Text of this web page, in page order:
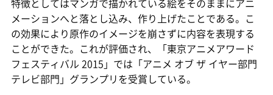
特徴としてはマンガで描かれている絵をそのままにアニ
メーションへと落とし込み、作り上げたことである。こ
の効果により原作のイメージを崩さずに内容を表現する
ことができた。これが評価され、「東京アニメアワード
フェスティバル 2015」では「アニメ オブ ザ イヤー部門
テレビ部門」グランプリを受賞している。